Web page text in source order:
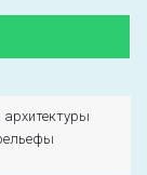
архитектуры